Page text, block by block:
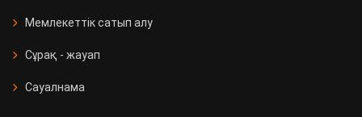
Мемлекеттік сатып алу
Сұрақ - жауап
Сауалнама